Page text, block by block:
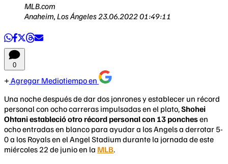
MLB.com
Anaheim, Los Ángeles23.06.2022 01:49:11
0
Agregar Mediotiempo en
Una noche después de dar dos jonrones y establecer un récord
personal con ocho carreras impulsadas en el plato,Shohei
Ohtani estableció otro récord personal con 13 ponchesen
ocho entradas en blanco para ayudar a los Angels a derrotar 5-
0 a los Royals en el Angel Stadium durante la jornada de este
miércoles 22 de junio en la MLB.